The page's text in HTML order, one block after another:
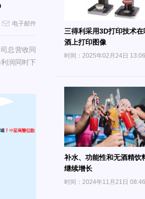
电子邮件
总营收同
润同时下
三得利采用3D打印技术在
酒上打印图像
时间：2025年02月24日 13:06
补水、功能性和无酒精饮
继续增长
时间：2024年11月21日 08:46